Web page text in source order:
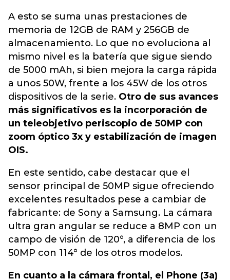
A esto se suma unas prestaciones de
memoria de 12GB de RAM y 256GB de
almacenamiento. Lo que no evoluciona al
mismo nivel es la batería que sigue siendo
de 5000 mAh, si bien mejora la carga rápida
a unos 50W, frente a los 45W de los otros
dispositivos de la serie. Otro de sus avances
más significativos es la incorporación de
un teleobjetivo periscopio de 50MP con
zoom óptico 3x y estabilización de imagen
OIS.
En este sentido, cabe destacar que el
sensor principal de 50MP sigue ofreciendo
excelentes resultados pese a cambiar de
fabricante: de Sony a Samsung. La cámara
ultra gran angular se reduce a 8MP con un
campo de visión de 120°, a diferencia de los
50MP con 114° de los otros modelos.
En cuanto a la cámara frontal, el Phone (3a)